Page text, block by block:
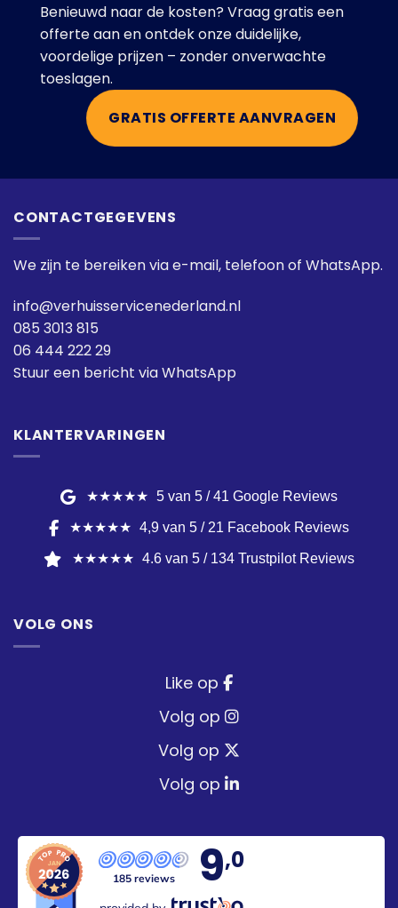
Benieuwd naar de kosten? Vraag gratis een
offerte aan en ontdek onze duidelijke,
voordelige prijzen – zonder onverwachte
toeslagen.
GRATIS OFFERTE AANVRAGEN
CONTACTGEGEVENS
We zijn te bereiken via e-mail, telefoon of WhatsApp.
info@verhuisservicenederland.nl
085 3013 815
06 444 222 29
Stuur een bericht via WhatsApp
KLANTERVARINGEN
★★★★★ 5 van 5 / 41 Google Reviews
★★★★★ 4,9 van 5 / 21 Facebook Reviews
★★★★★ 4.6 van 5 / 134 Trustpilot Reviews
VOLG ONS
Like op
Volg op
Volg op
Volg op
185 reviews 9,0